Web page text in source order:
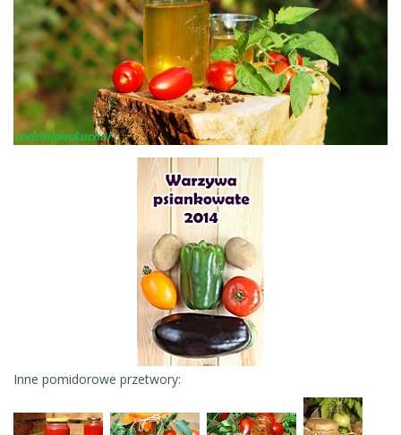
Inne pomidorowe przetwory: